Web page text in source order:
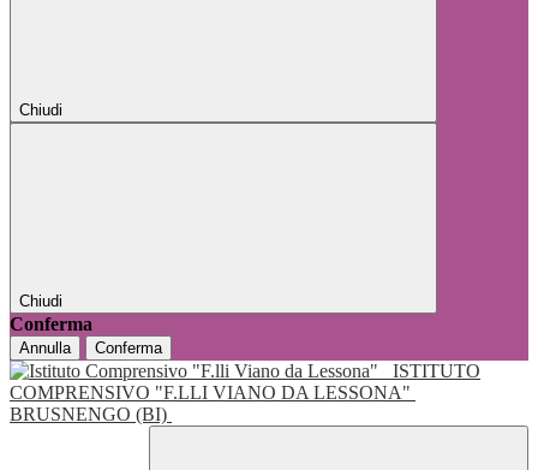
Chiudi
Chiudi
Conferma
Annulla Conferma
ISTITUTO
COMPRENSIVO "F.LLI VIANO DA LESSONA"
BRUSNENGO (BI)